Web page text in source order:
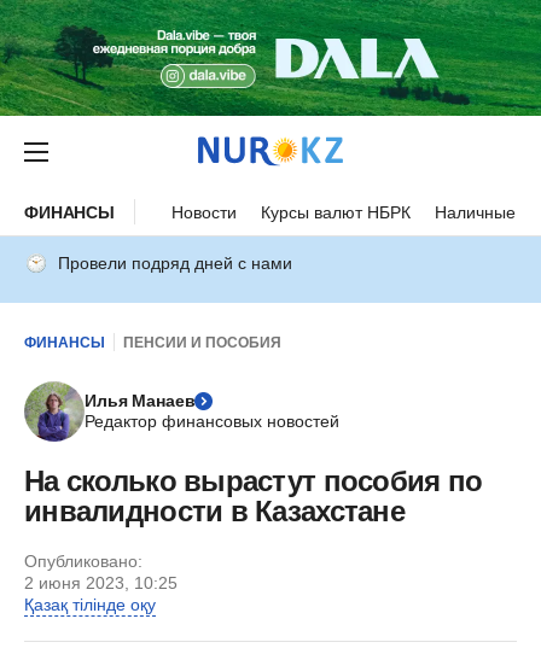
ФИНАНСЫ Новости Курсы валют НБРК Наличные
Провели подряд дней с нами
ФИНАНСЫ ПЕНСИИ И ПОСОБИЯ
Илья Манаев
Редактор финансовых новостей
На сколько вырастут пособия по
инвалидности в Казахстане
Опубликовано:
2 июня 2023, 10:25
Қазақ тілінде оқу